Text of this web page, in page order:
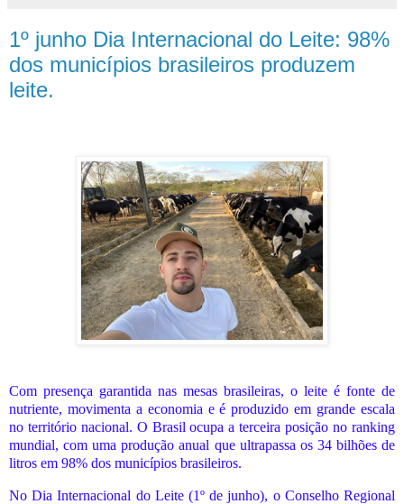
1º junho Dia Internacional do Leite: 98%
dos municípios brasileiros produzem
leite.
Com presença garantida nas mesas brasileiras, o leite é fonte de
nutriente, movimenta a economia e é produzido em grande escala
no território nacional. O Brasil ocupa a terceira posição no ranking
mundial, com uma produção anual que ultrapassa os 34 bilhões de
litros em 98% dos municípios brasileiros.
No Dia Internacional do Leite (1º de junho), o Conselho Regional